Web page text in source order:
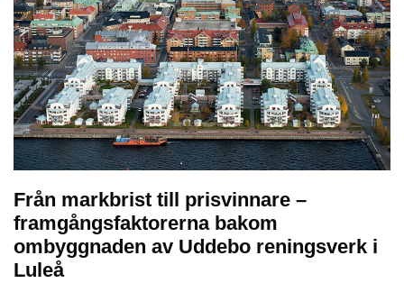
Från markbrist till prisvinnare –
framgångsfaktorerna bakom
ombyggnaden av Uddebo reningsverk i
Luleå